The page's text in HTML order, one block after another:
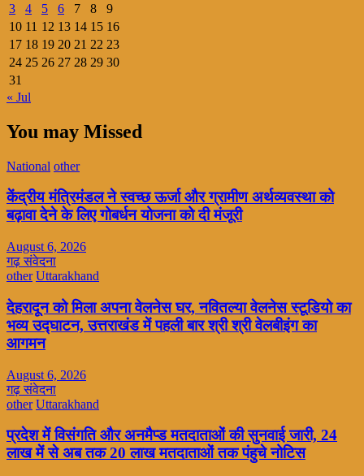
3
4 5 6 7 8
9
10 11 12 13 14 15 16
17 18 19 20 21 22 23
24 25 26 27 28 29 30
31
« Jul
You may Missed
National other
केंद्रीय मंत्रिमंडल ने स्वच्छ ऊर्जा और ग्रामीण अर्थव्यवस्था को
बढ़ावा देने के लिए गोबर्धन योजना को दी मंजूरी
August 6, 2026
गढ़ संवेदना
other Uttarakhand
देहरादून को मिला अपना वेलनेस घर, नवितल्या वेलनेस स्टूडियो का
भव्य उद्घाटन, उत्तराखंड में पहली बार श्री श्री वेलबीइंग का
आगमन
August 6, 2026
गढ़ संवेदना
other Uttarakhand
प्रदेश में विसंगति और अनमैप्ड मतदाताओं की सुनवाई जारी, 24
लाख में से अब तक 20 लाख मतदाताओं तक पंहुचे नोटिस